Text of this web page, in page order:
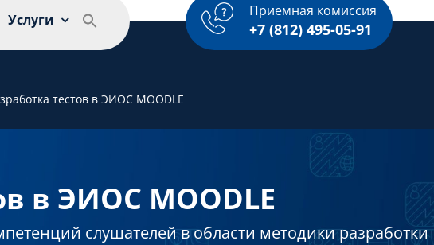
Услуги
Приемная комиссия
+7 (812) 495-05-91
Молодежная политика Спорт Услуги
тестов в ЭИОС MOODLE
в ЭИОС MOODLE
слушателей в области методики разработки